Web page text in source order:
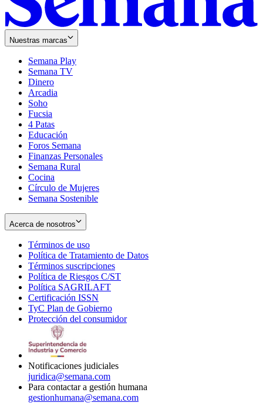
Nuestras marcas
Semana Play
Semana TV
Dinero
Arcadia
Soho
in
new
window
Fucsia
in
new
window
4 Patas
Educación
Foros Semana
Finanzas Personales
Semana Rural
Cocina
Círculo de Mujeres
Semana Sostenible
Acerca de nosotros
Términos de uso
in
new
window
Política de Tratamiento de Datos
Términos suscripciones
in
Política de Riesgos C/ST
Política SAGRILAFT
new
window
Certificación ISSN
in
new
TyC Plan de Gobierno
in
Protección del consumidorOpens
Notificaciones judiciales
juridica@semana.com
Para contactar a gestión humana
gestionhumana@semana.com